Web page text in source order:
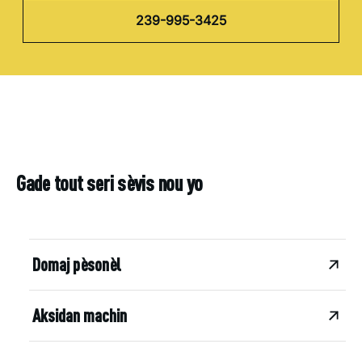
239-995-3425
Gade tout seri sèvis nou yo
Domaj pèsonèl
Aksidan machin